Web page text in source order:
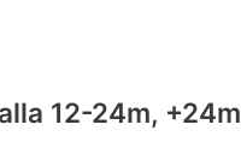
12-24m, +24m